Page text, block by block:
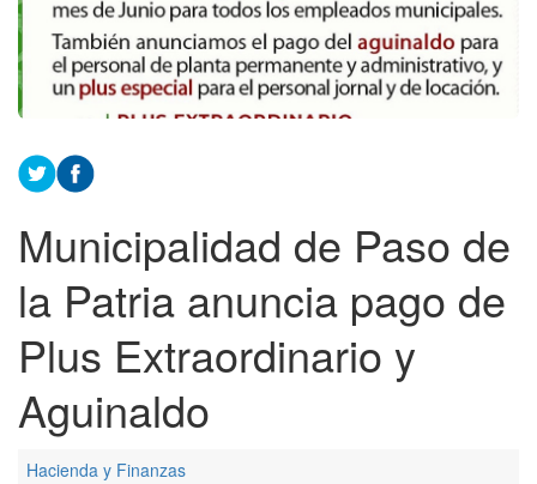
Municipalidad de Paso de
la Patria anuncia pago de
Plus Extraordinario y
Aguinaldo
Hacienda y Finanzas